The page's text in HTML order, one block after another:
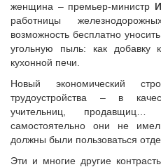
женщина – премьер-министр
работницы
возможность бесплатно
угольную пыль: как добавку
кухонной печи.
Новый экономический
трудоустройства – в
учительниц,
самостоятельно они не
должны были пользоваться
Эти и многие другие